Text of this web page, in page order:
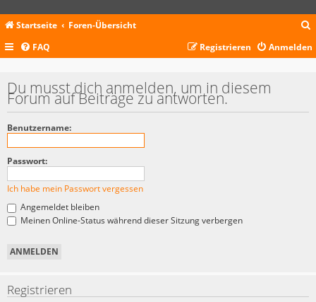
Startseite Foren-Übersicht
c
FAQ Anmelden
Registrieren
Du musst dich anmelden, um in diesem
Forum auf Beiträge zu antworten.
Benutzername:
Passwort:
Ich habe mein Passwort vergessen
Angemeldet bleiben
Meinen Online-Status während dieser Sitzung verbergen
Registrieren